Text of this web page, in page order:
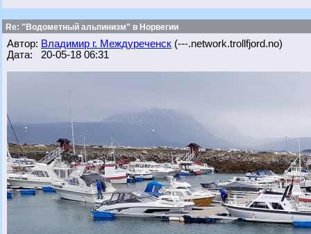
Re: "Водометный альпинизм" в Норвегии
Автор: Владимир г. Междуреченск (---.network.trollfjord.no)
Дата: 20-05-18 06:31